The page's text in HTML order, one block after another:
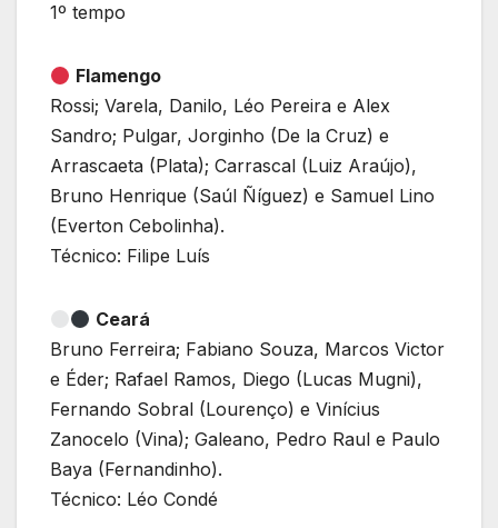
1º tempo
Flamengo
Rossi; Varela, Danilo, Léo Pereira e Alex
Sandro; Pulgar, Jorginho (De la Cruz) e
Arrascaeta (Plata); Carrascal (Luiz Araújo),
Bruno Henrique (Saúl Ñíguez) e Samuel Lino
(Everton Cebolinha).
Técnico: Filipe Luís
Ceará
Bruno Ferreira; Fabiano Souza, Marcos Victor
e Éder; Rafael Ramos, Diego (Lucas Mugni),
Fernando Sobral (Lourenço) e Vinícius
Zanocelo (Vina); Galeano, Pedro Raul e Paulo
Baya (Fernandinho).
Técnico: Léo Condé